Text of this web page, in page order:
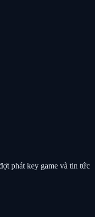
phát key game và tin tức